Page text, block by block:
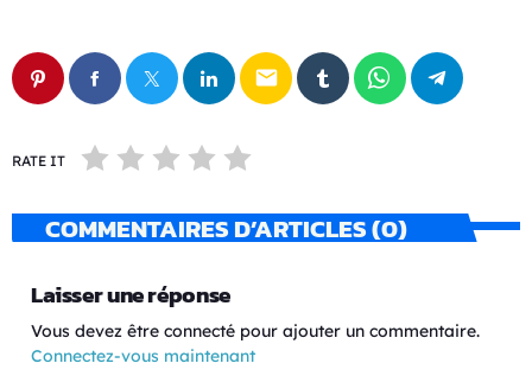
email
RATE IT
COMMENTAIRES D’ARTICLES (0)
Laisser une réponse
Vous devez être connecté pour ajouter un commentaire.
Connectez-vous maintenant